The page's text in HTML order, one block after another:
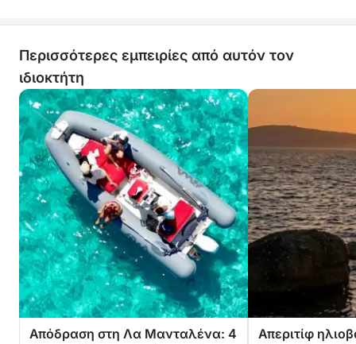
Περισσότερες εμπειρίες από αυτόν τον
ιδιοκτήτη
Απόδραση στη Λα Μανταλένα: 4
Απεριτίφ